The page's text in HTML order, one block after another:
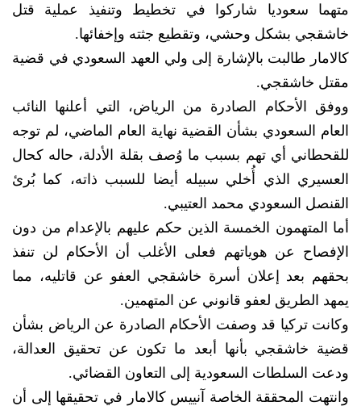
متهما سعوديا شاركوا في تخطيط وتنفيذ عملية قتل
خاشقجي بشكل وحشي، وتقطيع جثته وإخفائها.
كالامار طالبت بالإشارة إلى ولي العهد السعودي في قضية
مقتل خاشقجي.
ووفق الأحكام الصادرة من الرياض، التي أعلنها النائب
العام السعودي بشأن القضية نهاية العام الماضي، لم توجه
للقحطاني أي تهم بسبب ما وُصف بقلة الأدلة، حاله كحال
العسيري الذي أُخلي سبيله أيضا للسبب ذاته، كما بُرئ
القنصل السعودي محمد العتيبي.
أما المتهمون الخمسة الذين حكم عليهم بالإعدام من دون
الإفصاح عن هوياتهم فعلى الأغلب أن الأحكام لن تنفذ
بحقهم بعد إعلان أسرة خاشقجي العفو عن قاتليه، مما
يمهد الطريق لعفو قانوني عن المتهمين.
وكانت تركيا قد وصفت الأحكام الصادرة عن الرياض بشأن
قضية خاشقجي بأنها أبعد ما تكون عن تحقيق العدالة،
ودعت السلطات السعودية إلى التعاون القضائي.
وانتهت المحققة الخاصة آنييس كالامار في تحقيقها إلى أن